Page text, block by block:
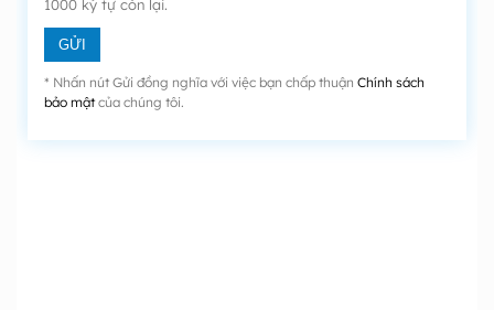
1000 ký tự còn lại.
* Nhấn nút Gửi đồng nghĩa với việc bạn chấp thuận Chính sách
bảo mậtcủa chúng tôi.